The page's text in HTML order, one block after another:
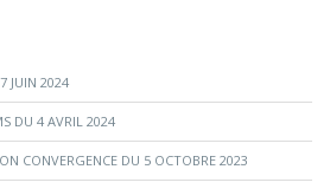
JUIN 2024
DU 4 AVRIL 2024
CONVERGENCE DU 5 OCTOBRE 2023